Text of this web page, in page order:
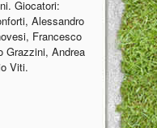
Giocatori:
Alessandro
Francesco
Grazzini, Andrea
Viti.